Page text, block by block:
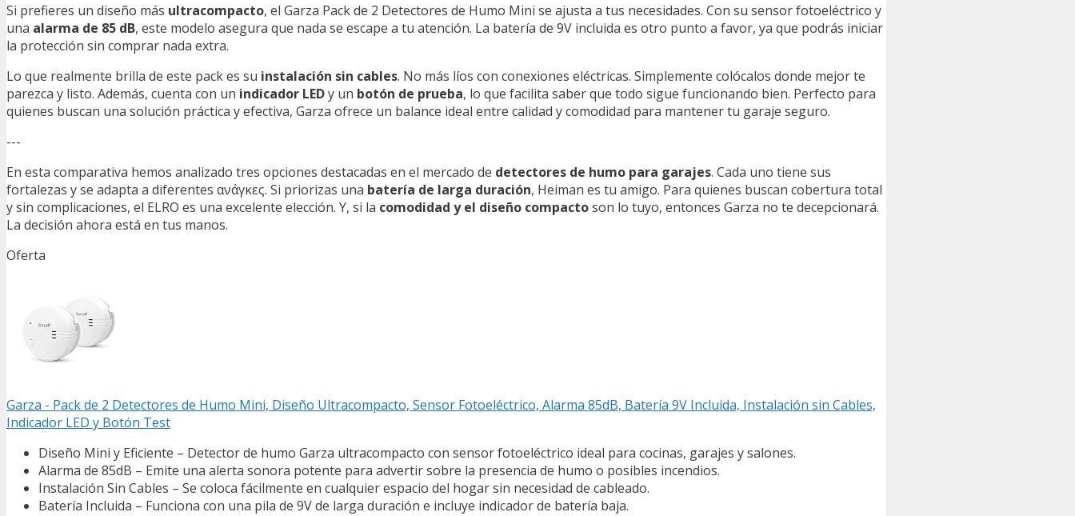
Si prefieres un diseño más ultracompacto, el Garza Pack de 2 Detectores de Humo Mini se ajusta a tus necesidades. Con su sensor fotoeléctrico y
una alarma de 85 dB, este modelo asegura que nada se escape a tu atención. La batería de 9V incluida es otro punto a favor, ya que podrás iniciar
la protección sin comprar nada extra.
Lo que realmente brilla de este pack es su instalación sin cables. No más líos con conexiones eléctricas. Simplemente colócalos donde mejor te
parezca y listo. Además, cuenta con un indicador LEDy un botón de prueba, lo que facilita saber que todo sigue funcionando bien. Perfecto para
quienes buscan una solución práctica y efectiva, Garza ofrece un balance ideal entre calidad y comodidad para mantener tu garaje seguro.
---
En esta comparativa hemos analizado tres opciones destacadas en el mercado de detectores de humo para garajes. Cada uno tiene sus
fortalezas y se adapta a diferentes ανάγκες. Si priorizas una batería de larga duración, Heiman es tu amigo. Para quienes buscan cobertura total
y sin complicaciones, el ELRO es una excelente elección. Y, si la comodidad y el diseño compactoson lo tuyo, entonces Garza no te decepcionará.
La decisión ahora está en tus manos.
Oferta
Garza - Pack de 2 Detectores de Humo Mini, Diseño Ultracompacto, Sensor Fotoeléctrico, Alarma 85dB, Batería 9V Incluida, Instalación sin Cables,
Indicador LED y Botón Test
Diseño Mini y Eficiente – Detector de humo Garza ultracompacto con sensor fotoeléctrico ideal para cocinas, garajes y salones.
Alarma de 85dB – Emite una alerta sonora potente para advertir sobre la presencia de humo o posibles incendios.
Instalación Sin Cables – Se coloca fácilmente en cualquier espacio del hogar sin necesidad de cableado.
Batería Incluida – Funciona con una pila de 9V de larga duración e incluye indicador de batería baja.